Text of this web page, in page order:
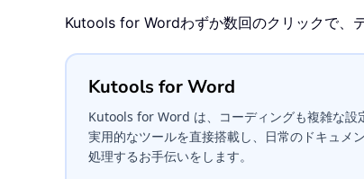
Kutools for Wordわずか数回のクリックで、
Kutools for Word
Kutools for Word は、コーディングも複雑な
実用的なツールを直接搭載し、日常のドキュメ
処理するお手伝いをします。